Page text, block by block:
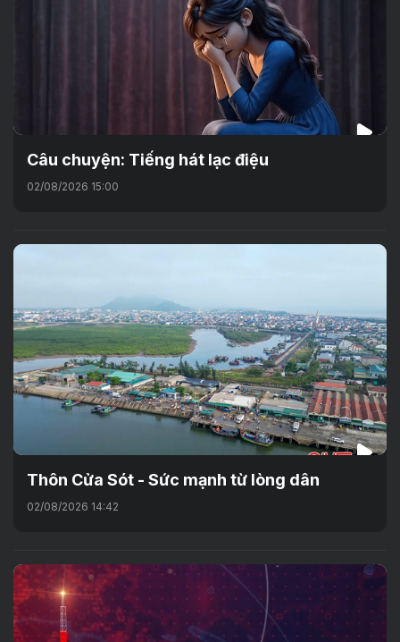
Câu chuyện: Tiếng hát lạc điệu
02/08/2026 15:00
Thôn Cửa Sót - Sức mạnh từ lòng dân
02/08/2026 14:42